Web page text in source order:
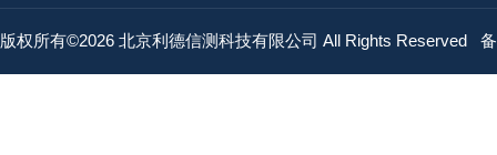
版权所有©2026 北京利德信测科技有限公司 All Rights Reserved